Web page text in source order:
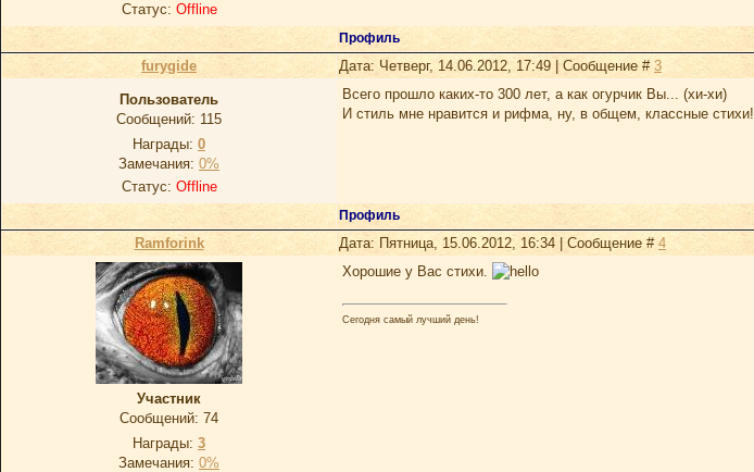
Статус: Offline
Профиль
furygide Дата: Четверг, 14.06.2012, 17:49 | Сообщение # 3
Пoльзoватель
Сообщений: 115
Награды: 0
Замечания: 0%
Статус: Offline
Всего прошло каких-то 300 лет, а как огурчик Вы... (хи-хи)
И стиль мне нравится и рифма, ну, в общем, классные стихи!
Профиль
Ramforink Дата: Пятница, 15.06.2012, 16:34 | Сообщение # 4
Участник
Сообщений: 74
Награды: 3
Замечания: 0%
Хорошие у Вас стихи.
Сегодня самый лучший день!